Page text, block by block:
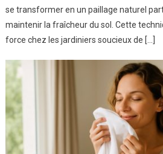
se transformer en un paillage naturel
maintenir la fraîcheur du sol. Cette
force chez les jardiniers soucieux de […]